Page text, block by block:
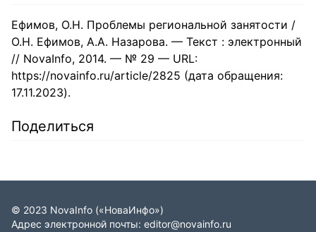
Ефимов, О.Н. Проблемы региональной занятости /
О.Н. Ефимов, А.А. Назарова. — Текст : электронный
// NovaInfo, 2014. — № 29 — URL:
https://novainfo.ru/article/2825 (дата обращения:
17.11.2023).
Поделиться
© 2023 NovaInfo («НоваИнфо»)
Адрес электронной почты: editor@novainfo.ru